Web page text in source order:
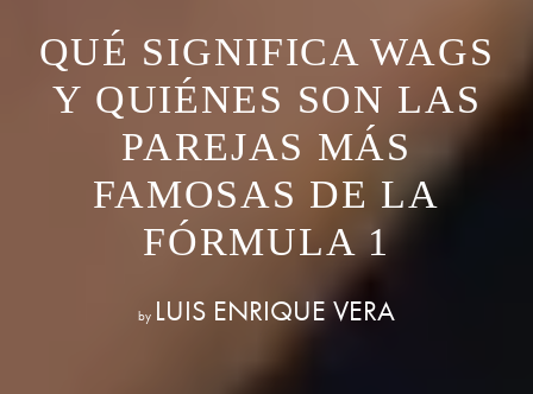
QUÉ SIGNIFICA WAGS
Y QUIÉNES SON LAS
PAREJAS MÁS
FAMOSAS DE LA
FÓRMULA 1
by LUIS ENRIQUE VERA